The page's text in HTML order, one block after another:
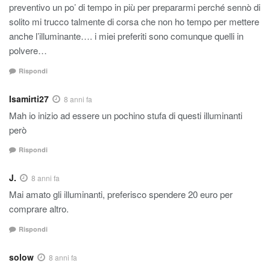
preventivo un po’ di tempo in più per prepararmi perché sennò di
solito mi trucco talmente di corsa che non ho tempo per mettere
anche l’illuminante…. i miei preferiti sono comunque quelli in
polvere…
Rispondi
Isamirti27 8 anni fa
Mah io inizio ad essere un pochino stufa di questi illuminanti
però
Rispondi
J. 8 anni fa
Mai amato gli illuminanti, preferisco spendere 20 euro per
comprare altro.
Rispondi
solow 8 anni fa